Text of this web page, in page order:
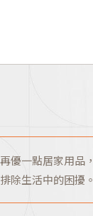
優一點居家用品，
除生活中的困擾。